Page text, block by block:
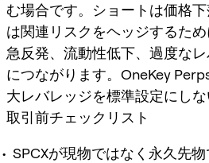
む場合です。ショートは価格
は関連リスクをヘッジするため
急反発、流動性低下、過度な
につながります。OneKey
大レバレッジを標準設定にしな
取引前チェックリスト
SPCXが現物ではなく永久先